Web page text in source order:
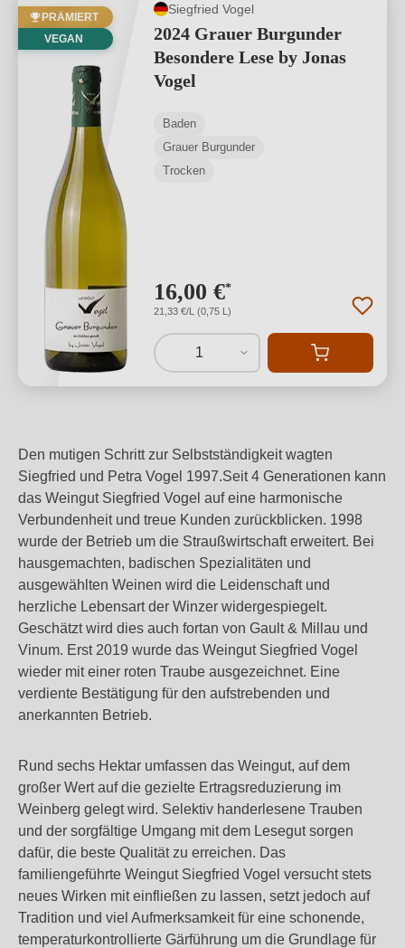
PRÄMIERT
VEGAN
Siegfried Vogel
2024 Grauer Burgunder
Besondere Lese by Jonas
Vogel
Baden
Grauer Burgunder
Trocken
16,00 €*
21,33 €/L (0,75 L)
1
Den mutigen Schritt zur Selbstständigkeit wagten
Siegfried und Petra Vogel 1997.Seit 4 Generationen kann
das Weingut Siegfried Vogel auf eine harmonische
Verbundenheit und treue Kunden zurückblicken. 1998
wurde der Betrieb um die Straußwirtschaft erweitert. Bei
hausgemachten, badischen Spezialitäten und
ausgewählten Weinen wird die Leidenschaft und
herzliche Lebensart der Winzer widergespiegelt.
Geschätzt wird dies auch fortan von Gault & Millau und
Vinum. Erst 2019 wurde das Weingut Siegfried Vogel
wieder mit einer roten Traube ausgezeichnet. Eine
verdiente Bestätigung für den aufstrebenden und
anerkannten Betrieb.
Rund sechs Hektar umfassen das Weingut, auf dem
großer Wert auf die gezielte Ertragsreduzierung im
Weinberg gelegt wird. Selektiv handerlesene Trauben
und der sorgfältige Umgang mit dem Lesegut sorgen
dafür, die beste Qualität zu erreichen. Das
familiengeführte Weingut Siegfried Vogel versucht stets
neues Wirken mit einfließen zu lassen, setzt jedoch auf
Tradition und viel Aufmerksamkeit für eine schonende,
temperaturkontrollierte Gärführung um die Grundlage für